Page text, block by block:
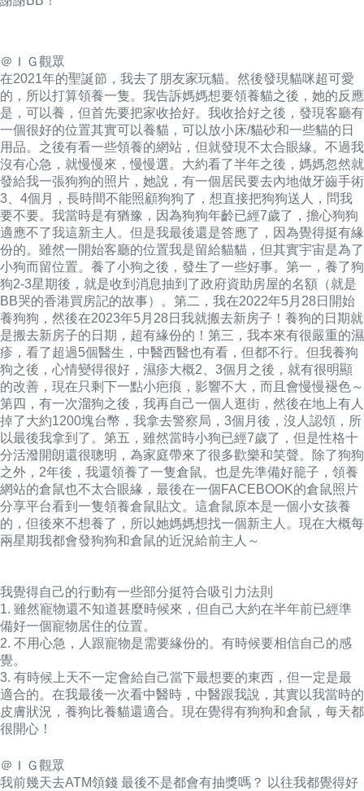
＠ＩＧ觀眾
在2021年的聖誕節，我去了朋友家玩貓。然後發現貓咪超可愛
的，所以打算領養一隻。我告訴媽媽想要領養貓之後，她的反應
是，可以養，但首先要把家收拾好。我收拾好之後，發現客廳有
一個很好的位置其實可以養貓，可以放小床/貓砂和一些貓的日
用品。之後有看一些領養的網站，但就發現不太合眼緣。不過我
沒有心急，就慢慢來，慢慢選。大約看了半年之後，媽媽忽然就
發給我一張狗狗的照片，她說，有一個居民要去內地做牙齒手術
3、4個月，長時間不能照顧狗狗了，想直接把狗狗送人，問我
要不要。我當時是有猶豫，因為狗狗年齡已經7歲了，擔心狗狗
適應不了我這新主人。但是我最後還是答應了，因為覺得挺有緣
份的。雖然一開始客廳的位置我是留給貓貓，但其實宇宙是為了
小狗而留位置。養了小狗之後，發生了一些好事。第一，養了狗
狗2-3星期後，就是收到消息抽到了政府資助房屋的名額（就是
BB哭的香港買房記的故事）。第二，我在2022年5月28日開始
養狗狗，然後在2023年5月28日我就搬去新房子！養狗的日期就
是搬去新房子的日期，超有緣份的！第三，我本來有很嚴重的濕
疹，看了超過5個醫生，中醫西醫也有看，但都不行。但我養狗
狗之後，心情變得很好，濕疹大概2、3個月之後，就有很明顯
的改善，現在只剩下一點小疤痕，影響不大，而且會慢慢褪色～
第四，有一次溜狗之後，我再自己一個人逛街，然後在地上有人
掉了大約1200塊台幣，我拿去警察局，3個月後，沒人認領，所
以最後我拿到了。第五，雖然當時小狗已經7歲了，但是性格十
分活潑開朗還很聰明，為家庭帶來了很多歡樂和笑聲。除了狗狗
之外，2年後，我還領養了一隻倉鼠。也是先準備好籠子，領養
網站的倉鼠也不太合眼緣，最後在一個FACEBOOK的倉鼠照片
分享平台看到一隻領養倉鼠貼文。這倉鼠原本是一個小女孩養
的，但後來不想養了，所以她媽媽想找一個新主人。現在大概每
兩星期我都會發狗狗和倉鼠的近況給前主人～
我覺得自己的行動有一些部分挺符合吸引力法則
1. 雖然寵物還不知道甚麼時候來，但自己大約在半年前已經準
備好一個寵物居住的位置。
2. 不用心急，人跟寵物是需要緣份的。有時候要相信自己的感
覺。
3. 有時候上天不一定會給自己當下最想要的東西，但一定是最
適合的。在我最後一次看中醫時，中醫跟我說，其實以我當時的
皮膚狀況，養狗比養貓還適合。現在覺得有狗狗和倉鼠，每天都
很開心！
＠ＩＧ觀眾
我前幾天去ATM領錢 最後不是都會有抽獎嗎？ 以往我都覺得好